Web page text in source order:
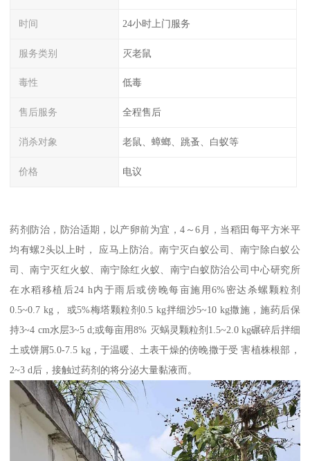
时间 24小时上门服务
服务类别 灭老鼠
毒性 低毒
售后服务 全程售后
消杀对象 老鼠、蟑螂、跳蚤、白蚁等
价格 电议
药剂防治，防治适期，以产卵前为宜，4～6月，当稻田每平方米平
均有螺2头以上时， 应马上防治。南宁灭白蚁公司、南宁除白蚁公
司、南宁灭红火蚁、南宁除红火蚁、南宁白蚁防治公司中心研究所
在水稻移植后24 h内于雨后或傍晚每亩施用6%密达杀螺颗粒剂
0.5~0.7 kg， 或5%梅塔颗粒剂0.5 kg拌细沙5~10 kg撒施，施药后保
持3~4 cm水层3~5 d;或每亩用8% 灭蜗灵颗粒剂1.5~2.0 kg碾碎后拌细
土或饼屑5.0-7.5 kg，于温暖、土表干燥的傍晚撒于受 害植株根部，
2~3 d后，接触过药剂的将分泌大量黏液而。